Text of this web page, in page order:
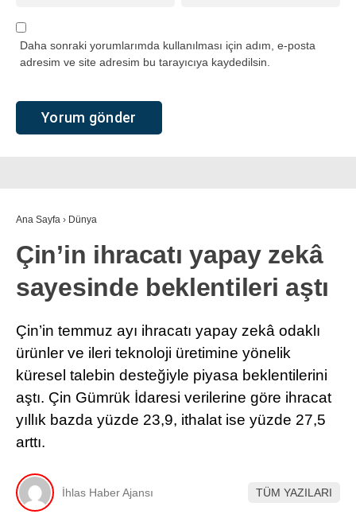
Daha sonraki yorumlarımda kullanılması için adım, e-posta
adresim ve site adresim bu tarayıcıya kaydedilsin.
Ana Sayfa › Dünya
Çin’in ihracatı yapay zekâ
sayesinde beklentileri aştı
Çin’in temmuz ayı ihracatı yapay zekâ odaklı
ürünler ve ileri teknoloji üretimine yönelik
küresel talebin desteğiyle piyasa beklentilerini
aştı. Çin Gümrük İdaresi verilerine göre ihracat
yıllık bazda yüzde 23,9, ithalat ise yüzde 27,5
arttı.
İhlas Haber Ajansı TÜM YAZILARI